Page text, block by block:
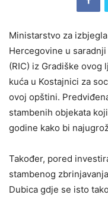
Ministarstvo za
Hercegovine u
(RIC) iz Gradiške
kuća u Kostajnici za
ovoj opštini.
stambenih objekata
godine kako bi
Također, pored
stambenog
Dubica gdje se isto